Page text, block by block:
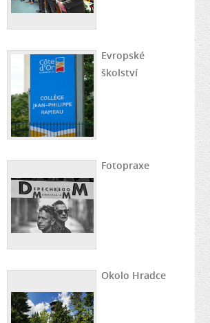
Evropské
školství
Fotopraxe
Okolo Hradce